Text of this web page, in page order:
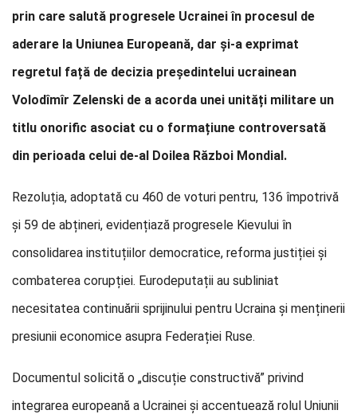
prin care salută progresele Ucrainei în procesul de
aderare la Uniunea Europeană, dar și-a exprimat
regretul față de decizia președintelui ucrainean
Volodîmîr Zelenski de a acorda unei unități militare un
titlu onorific asociat cu o formațiune controversată
din perioada celui de-al Doilea Război Mondial.
Rezoluția, adoptată cu 460 de voturi pentru, 136 împotrivă
și 59 de abțineri, evidențiază progresele Kievului în
consolidarea instituțiilor democratice, reforma justiției și
combaterea corupției. Eurodeputații au subliniat
necesitatea continuării sprijinului pentru Ucraina și menținerii
presiunii economice asupra Federației Ruse.
Documentul solicită o „discuție constructivă” privind
integrarea europeană a Ucrainei și accentuează rolul Uniunii